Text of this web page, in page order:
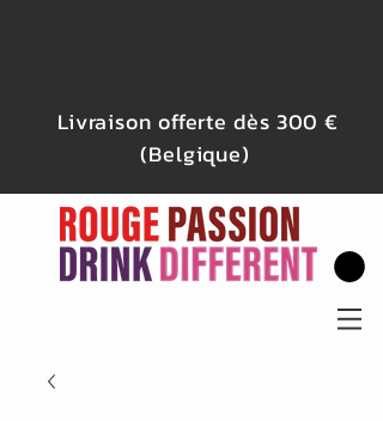
Livraison offerte dès 300 €
(Belgique)